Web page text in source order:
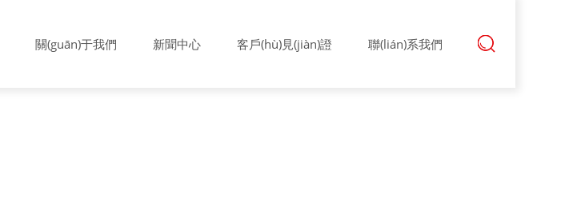
關(guān)于我們 新聞中心 客戶(hù)見(jiàn)證 聯(lián)系我們